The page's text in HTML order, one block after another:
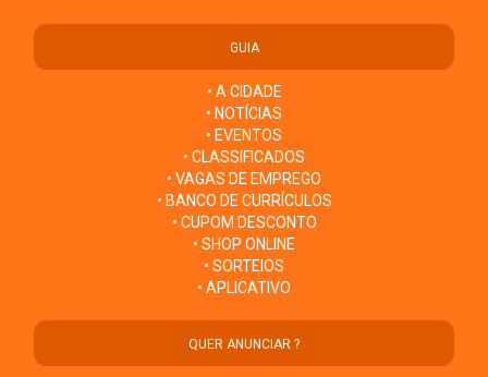
GUIA
• A CIDADE
• NOTÍCIAS
• EVENTOS
• CLASSIFICADOS
• VAGAS DE EMPREGO
• BANCO DE CURRÍCULOS
• CUPOM DESCONTO
• SHOP ONLINE
• SORTEIOS
• APLICATIVO
QUER ANUNCIAR ?